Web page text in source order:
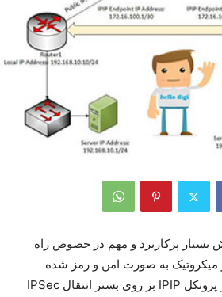
بسیار پرکاربرد و مهم در خصوص راه
میکروتیک به صورت امن و رمز شده
بپردازیم. در این سناریو از پروتکل IPIP بر روی بستر انتقال IPSec